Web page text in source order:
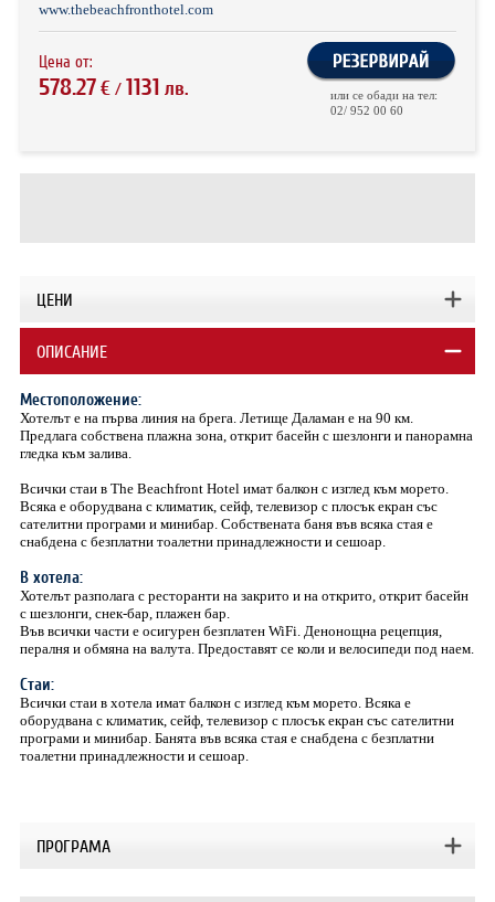
www.thebeachfronthotel.com
Цена от:
578.27€/ 1131 лв.
или се обади на тел:
02/ 952 00 60
ЦЕНИ
ОПИСАНИЕ
Местоположение:
Хотелът е на първа линия на брега. Летище Даламан е на 90 км.
Предлага собствена плажна зона, открит басейн с шезлонги и панорамна
гледка към залива.
Всички стаи в The Beachfront Hotel имат балкон с изглед към морето.
Всяка е оборудвана с климатик, сейф, телевизор с плосък екран със
сателитни програми и минибар. Собствената баня във всяка стая е
снабдена с безплатни тоалетни принадлежности и сешоар.
В хотела:
Хотелът разполага с ресторанти на закрито и на открито, открит басейн
с шезлонги, снек-бар, плажен бар.
Във всички части е осигурен безплатен WiFi. Денонощна рецепция,
пералня и обмяна на валута. Предоставят се коли и велосипеди под наем.
Стаи:
Всички стаи в хотела имат балкон с изглед към морето. Всяка е
оборудвана с климатик, сейф, телевизор с плосък екран със сателитни
програми и минибар. Банята във всяка стая е снабдена с безплатни
тоалетни принадлежности и сешоар.
ПРОГРАМА